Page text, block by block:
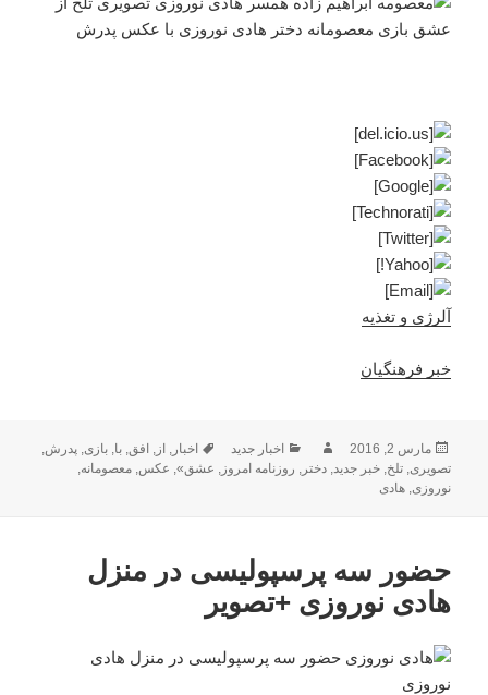
آلرژی و تغذیه
خبر فرهنگیان
ارسال
شده
در
مارس 2, 2016 نویسندهدسته‌ها
اخبار جدید برچسب‌ها
اخبار, از, افق,با,بازی,پدرش,
تصویری,تلخ,خبر جدید,دختر, روزنامه امروز, عشق», عکس,معصومانه,
نوروزی,هادی
حضور سه پرسپولیسی در منزل
هادی نوروزی +تصویر